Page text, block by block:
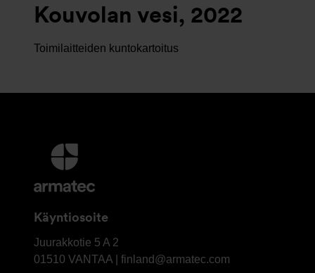
Kouvolan vesi, 2022
Toimilaitteiden kuntokartoitus
Lisätietoja
Yhteystiedot
Käyntiosoite
OY
Armatec
Juurakkotie 5 A 2
01510 VANTAA | finland@armatec.com